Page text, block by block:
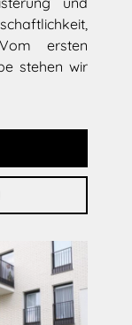
ersten
stehen wir